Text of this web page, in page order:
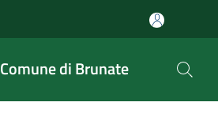
Comune di Brunate